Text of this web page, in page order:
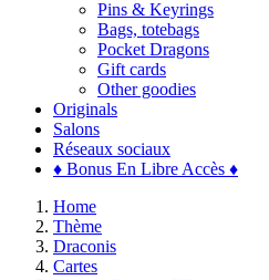
Pins & Keyrings
Bags, totebags
Pocket Dragons
Gift cards
Other goodies
Originals
Salons
Réseaux sociaux
♦ Bonus En Libre Accès ♦
Home
Thème
Draconis
Cartes